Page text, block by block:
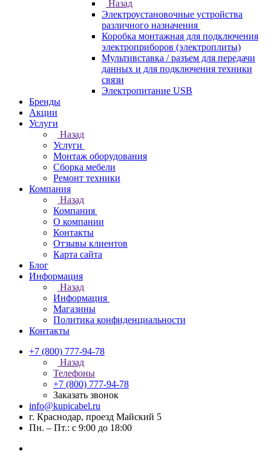
Назад
Электроустановочные устройства
различного назначения
Коробка монтажная для подключения
электроприборов (электроплиты)
Мультивставка / разъем для передачи
данных и для подключения техники
связи
Электропитание USB
Бренды
Акции
Услуги
Назад
Услуги
Монтаж оборудования
Сборка мебели
Ремонт техники
Компания
Назад
Компания
О компании
Контакты
Отзывы клиентов
Карта сайта
Блог
Информация
Назад
Информация
Магазины
Политика конфиденциальности
Контакты
+7 (800) 777-94-78
Назад
Телефоны
+7 (800) 777-94-78
Заказать звонок
info@kupicabel.ru
г. Краснодар, проезд Майский 5
Пн. – Пт.: с 9:00 до 18:00